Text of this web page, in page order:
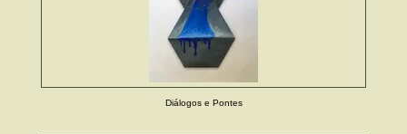
Diálogos e Pontes